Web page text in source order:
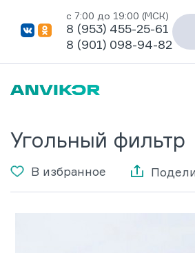
с 7:00 до 19:00 (МСК)
8 (953) 455-25-61
8 (901) 098-94-82
Угольный фильтр
В избранное